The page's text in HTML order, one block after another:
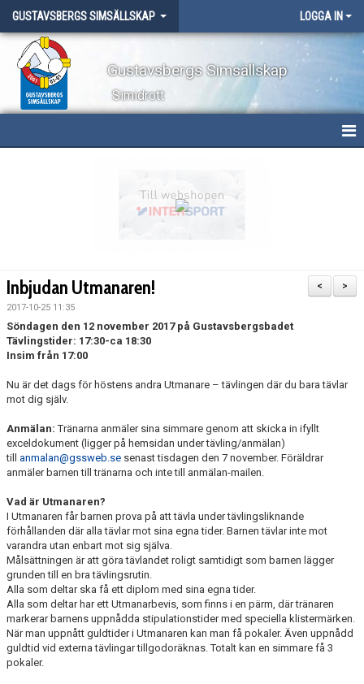
GUSTAVSBERGS SIMSÄLLSKAP LOGGA IN
Gustavsbergs Simsällskap
Simidrott
LÄGER
WEBBSHOP
>
<
Inbjudan Utmanaren!
2017-10-25 11:35
Söndagen den 12 november 2017 på Gustavsbergsbadet
Tävlingstider: 17:30-ca 18:30
Insim från 17:00
Nu är det dags för höstens andra Utmanare – tävlingen där du bara tävlar
mot dig själv.
Anmälan: Tränarna anmäler sina simmare genom att skicka in ifyllt
exceldokument (ligger på hemsidan under tävling/anmälan)
till anmalan@gssweb.se senast tisdagen den 7 november. Föräldrar
anmäler barnen till tränarna och inte till anmälan-mailen.
Vad är Utmanaren?
I Utmanaren får barnen prova på att tävla under tävlingsliknande
förhållanden där alla tävlar mot sina egna tider. Barnen tävlar inte mot
varandra utan enbart mot sig själva.
Målsättningen är att göra tävlandet roligt samtidigt som barnen lägger
grunden till en bra tävlingsrutin.
Alla som deltar ska få ett diplom med sina egna tider.
Alla som deltar har ett Utmanarbevis, som finns i en pärm, där tränaren
markerar barnens uppnådda stipulationstider med speciella klistermärken.
När man uppnått guldtider i Utmanaren kan man få pokaler. Även uppnådd
guldtid vid externa tävlingar tillgodoräknas. Totalt kan en simmare få 3
pokaler.